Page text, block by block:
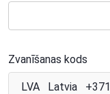
Zvanīšanas kods
LVA Latvia +371